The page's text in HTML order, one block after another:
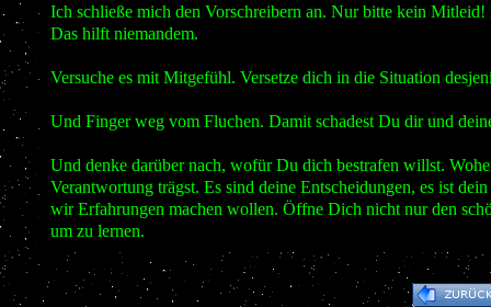
Ich schließe mich den Vorschreibern an. Nur bitte kein
Das hilft niemandem.
Versuche es mit Mitgefühl. Versetze dich in die Situation
Und Finger weg vom Fluchen. Damit schadest Du dir und
Und denke darüber nach, wofür Du dich bestrafen willst.
Verantwortung trägst. Es sind deine Entscheidungen, es ist
wir Erfahrungen machen wollen. Öffne Dich nicht nur den
um zu lernen.